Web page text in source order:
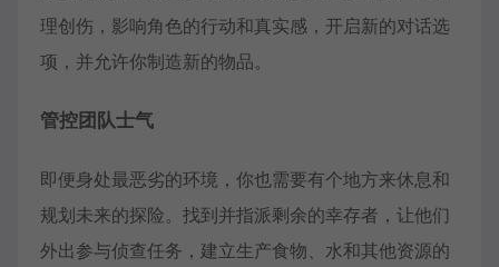
理创伤，影响角色的行动和真实感，开启新的对话选
项，并允许你制造新的物品。
管控团队士气
即便身处最恶劣的环境，你也需要有个地方来休息和
规划未来的探险。找到并指派剩余的幸存者，让他们
外出参与侦查任务，建立生产食物、水和其他资源的